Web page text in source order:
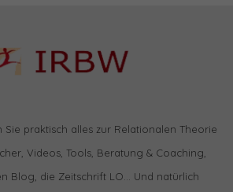
Sie praktisch alles zur Relationalen Theorie
Videos, Tools, Beratung & Coaching,
Blog, die Zeitschrift LO… Und natürlich